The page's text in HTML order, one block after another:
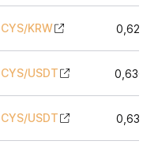
CYS/KRW
CYS/USDT
CYS/USDT